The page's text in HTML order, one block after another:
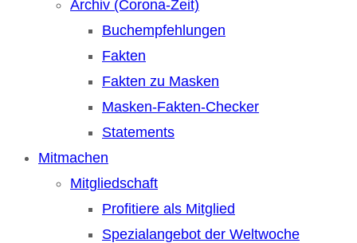
Archiv (Corona-Zeit)
Buchempfehlungen
Fakten
Fakten zu Masken
Masken-Fakten-Checker
Statements
Mitmachen
Mitgliedschaft
Profitiere als Mitglied
Spezialangebot der Weltwoche